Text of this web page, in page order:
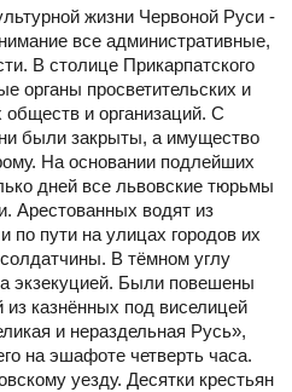
жизни Червоной Руси -
все административные,
В столице Прикарпатского
органы просветительских и
обществ и организаций. С
были закрыты, а имущество
На основании подлейших
дней все львовские тюрьмы
Арестованных водят из
пути на улицах городов их
В тёмном углу
экзекуцией. Были повешены
казнённых под виселицей
и нераздельная Русь»,
на эшафоте четверть часа.
уезду. Десятки крестьян